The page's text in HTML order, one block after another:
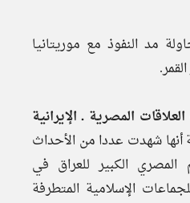
مد النفوذ مع موريتانيا
المصرية ـ الإيرانية
شهدت عددا من الأحداث
المصري الكبير للعراق في
الإسلامية المتطرفة